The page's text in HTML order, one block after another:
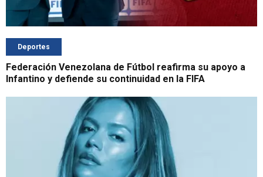
Deportes
Federación Venezolana de Fútbol reafirma su apoyo a
Infantino y defiende su continuidad en la FIFA